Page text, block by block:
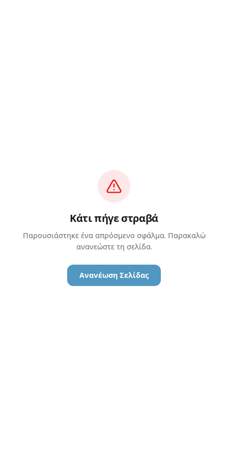
Κάτι πήγε στραβά
Παρουσιάστηκε ένα απρόσμενο σφάλμα. Παρακαλώ
ανανεώστε τη σελίδα.
Ανανέωση Σελίδας